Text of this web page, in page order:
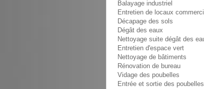
Balayage industriel
Entretien de locaux
Décapage des sols
Dégât des eaux
Nettoyage suite dégât des
Entretien d'espace vert
Nettoyage de bâtiments
Rénovation de bureau
Vidage des poubelles
Entrée et sortie des poubelles